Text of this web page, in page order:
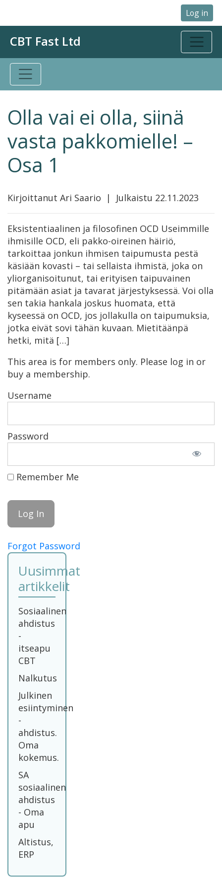
Log in
CBT Fast Ltd
Olla vai ei olla, siinä
vasta pakkomielle! –
Osa 1
Kirjoittanut Ari Saario | Julkaistu 22.11.2023
Eksistentiaalinen ja filosofinen OCD Useimmille
ihmisille OCD, eli pakko-oireinen häiriö,
tarkoittaa jonkun ihmisen taipumusta pestä
käsiään kovasti – tai sellaista ihmistä, joka on
yliorganisoitunut, tai erityisen taipuvainen
pitämään asiat ja tavarat järjestyksessä. Voi olla
sen takia hankala joskus huomata, että
kyseessä on OCD, jos jollakulla on taipumuksia,
jotka eivät sovi tähän kuvaan. Mietitäänpä
hetki, mitä […]
This area is for members only. Please log in or
buy a membership.
Username
Password
Remember Me
Forgot Password
Uusimmat
artikkelit
Sosiaalinen
ahdistus
-
itseapu
CBT
Nalkutus
Julkinen
esiintyminen
-
ahdistus.
Oma
kokemus.
SA
sosiaalinen
ahdistus
- Oma
apu
Altistus,
ERP